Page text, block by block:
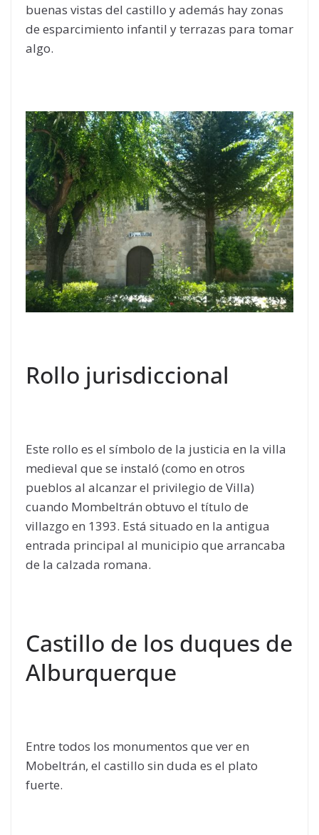
buenas vistas del castillo y además hay zonas
de esparcimiento infantil y terrazas para tomar
algo.
Rollo jurisdiccional
Este rollo es el símbolo de la justicia en la villa
medieval que se instaló (como en otros
pueblos al alcanzar el privilegio de Villa)
cuando Mombeltrán obtuvo el título de
villazgo en 1393. Está situado en la antigua
entrada principal al municipio que arrancaba
de la calzada romana.
Castillo de los duques de
Alburquerque
Entre todos los monumentos que ver en
Mobeltrán, el castillo sin duda es el plato
fuerte.